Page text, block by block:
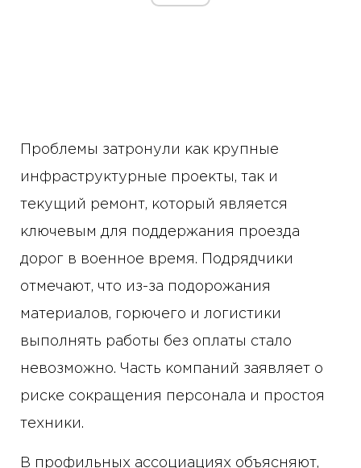
Проблемы затронули как крупные
инфраструктурные проекты, так и
текущий ремонт, который является
ключевым для поддержания проезда
дорог в военное время. Подрядчики
отмечают, что из-за подорожания
материалов, горючего и логистики
выполнять работы без оплаты стало
невозможно. Часть компаний заявляет о
риске сокращения персонала и простоя
техники.
В профильных ассоциациях объясняют,